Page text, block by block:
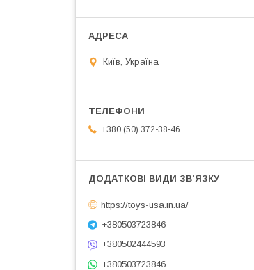
Київ, Україна
+380 (50) 372-38-46
https://toys-usa.in.ua/
+380503723846
+380502444593
+380503723846